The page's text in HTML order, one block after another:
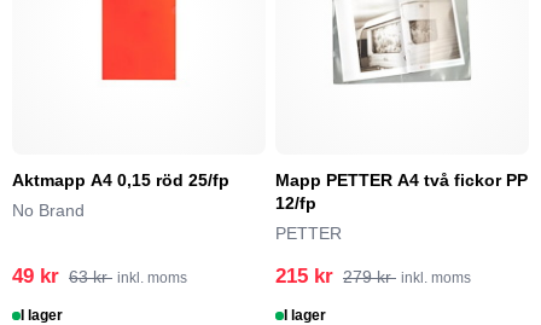
Aktmapp A4 0,15 röd 25/fp
No Brand
49 kr 63 kr inkl. moms
I lager
Mapp PETTER A4 två fickor PP
12/fp
PETTER
215 kr 279 kr inkl. moms
I lager